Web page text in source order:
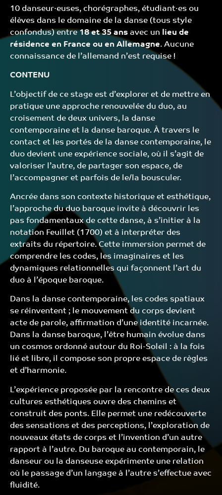
10 danseur·euses, chorégraphes, étudiant·es ou
élèves dans le domaine de la danse (tous style
confondus) entre18 et 35 ans avec un
lieu de
résidence en France ou en Allemagne. Aucune
connaissance de l’allemand n’est requise !
CONTENU
L’objectif de ce stage est d’explorer et de mettre en
pratique une approche renouvelée du duo, au
croisement de deux univers, la danse
contemporaine et la danse baroque. À travers le
contact et les portés de la danse contemporaine, le
duo devient une expérience sociale, où il s’agit de
valoriser l’autre, de partager son espace, de
l’accompagner et parfois de le/la bousculer.
Ancrée dans son contexte historique et esthétique,
l’approche du duo baroque invite à découvrir les
pas fondamentaux de cette danse, à s’initier à la
notation Feuillet (1700) et à interpréter des
extraits du répertoire. Cette immersion permet de
comprendre les codes, les imaginaires et les
dynamiques relationnelles qui façonnent l’art du
duo à l’époque baroque.
Dans la danse contemporaine, les codes spatiaux
se réinventent ; le mouvement du corps devient
acte de parole, affirmation d’une identité incarnée.
Dans la danse baroque, l’être humain évolue dans
un cosmos ordonné autour du Roi-Soleil : à la fois
lié et libre, il compose son propre espace de règles
et d’harmonie.
L’expérience proposée par la rencontre de ces deux
cultures esthétiques ouvre des chemins et
construit des ponts. Elle permet une redécouverte
des sensations et des perceptions, l’exploration de
nouveaux états de corps et l’invention d’un autre
rapport à l’autre. Du baroque au contemporain, le
danseur ou la danseuse expérimente une relation
où le passage d’un langage à l’autre s’effectue avec
fluidité.